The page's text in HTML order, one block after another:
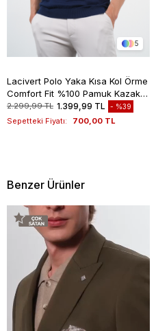
5
Lacivert Polo Yaka Kısa Kol Örme
Comfort Fit %100 Pamuk Kazak
1012260151
2.299,99 TL 1.399,99 TL %39
Sepetteki Fiyatı: 700,00 TL
Benzer Ürünler